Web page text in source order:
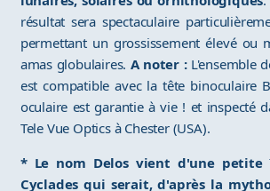
résultat sera spectaculaire
permettant un grossissement élevé ou
amas globulaires. A noter :L'ensemble
est compatible avec la tête binoculaire
oculaire est garantie à vie ! et inspecté
Tele Vue Optics à Chester (USA).
* Le nom Delos vient d'une petite
Cyclades qui serait, d'après la